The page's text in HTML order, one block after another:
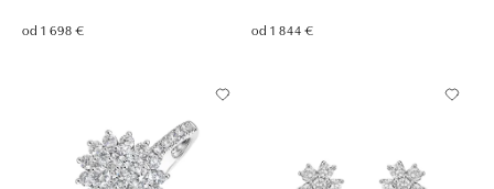
od 1 698 € od 1 844 €